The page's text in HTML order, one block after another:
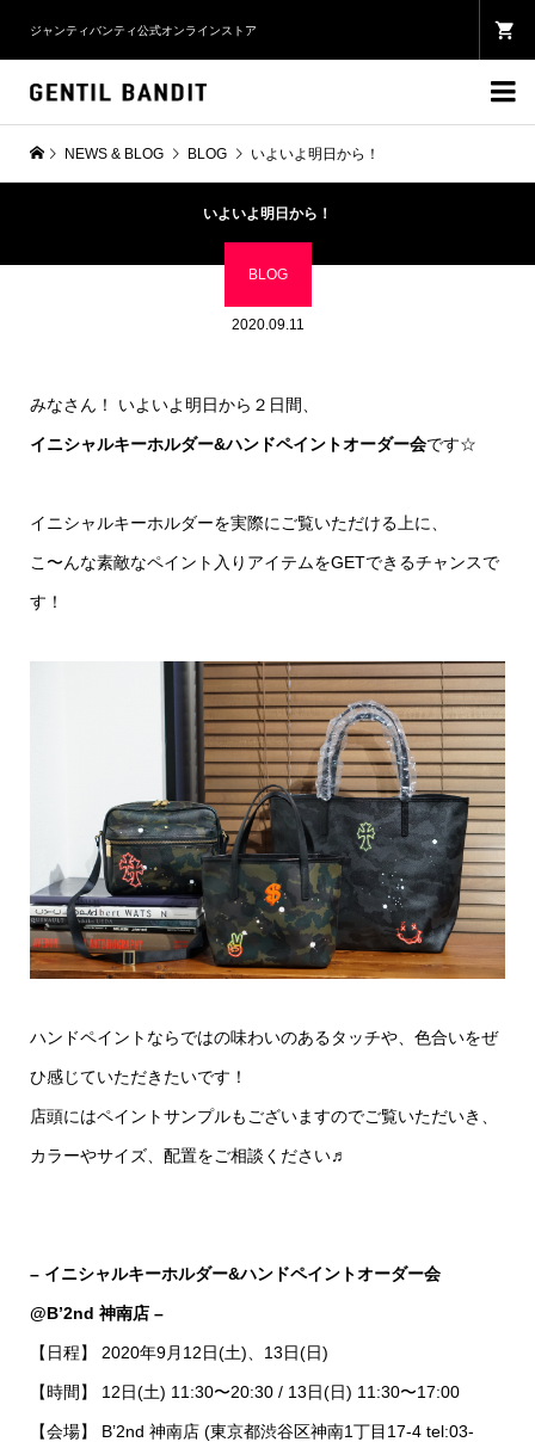
ジャンティバンティ公式オンラインストア

NEWS & BLOG BLOG いよいよ明日から！
いよいよ明日から！
BLOG
2020.09.11
みなさん！ いよいよ明日から２日間、
イニシャルキーホルダー&ハンドペイントオーダー会です☆
イニシャルキーホルダーを実際にご覧いただける上に、
こ〜んな素敵なペイント入りアイテムをGETできるチャンスで
す！
ハンドペイントならではの味わいのあるタッチや、色合いをぜ
ひ感じていただきたいです！
店頭にはペイントサンプルもございますのでご覧いただいき、
カラーやサイズ、配置をご相談ください♬
– イニシャルキーホルダー&ハンドペイントオーダー会
@B’2nd 神南店 –
【日程】 2020年9月12日(土)、13日(日)
【時間】 12日(土) 11:30〜20:30 / 13日(日) 11:30〜17:00
【会場】 B’2nd 神南店 (東京都渋谷区神南1丁目17-4 tel:03-